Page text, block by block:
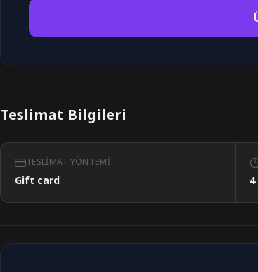
Teslimat Bilgileri
TESLIMAT YÖNTEMI
Gift card 4